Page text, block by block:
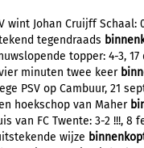
wint Johan Cruijff Schaal:
tegendraads
topper: 4-3, 17
minuten twee keer
PSV op Cambuur, 21
hoekschop van Maher
van FC Twente: 3-2 !!!, 8
wijze